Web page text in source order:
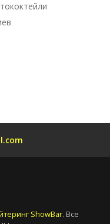
ShowBar. Все